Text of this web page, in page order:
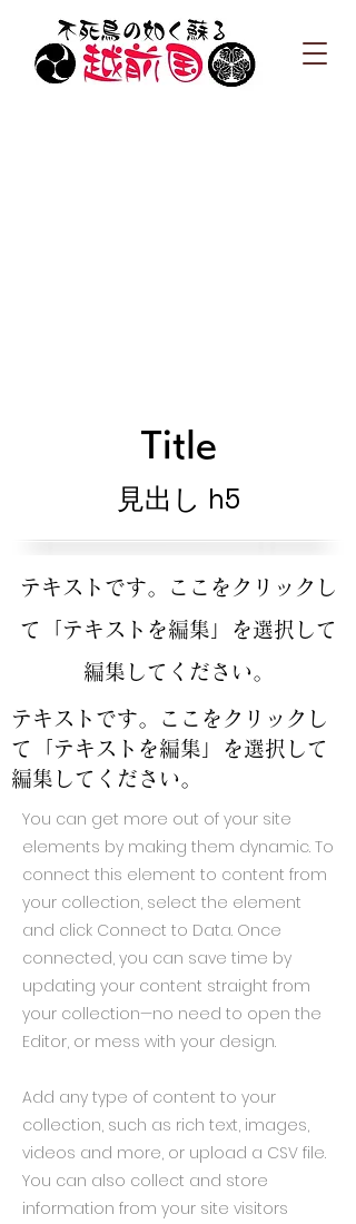
Title
見出し h5
テキストです。ここをクリックし
て「テキストを編集」を選択して
編集してください。
テキストです。ここをクリックし
て「テキストを編集」を選択して
編集してください。
You can get more out of your site
elements by making them dynamic. To
connect this element to content from
your collection, select the element
and click Connect to Data. Once
connected, you can save time by
updating your content straight from
your collection—no need to open the
Editor, or mess with your design.
Add any type of content to your
collection, such as rich text, images,
videos and more, or upload a CSV file.
You can also collect and store
information from your site visitors